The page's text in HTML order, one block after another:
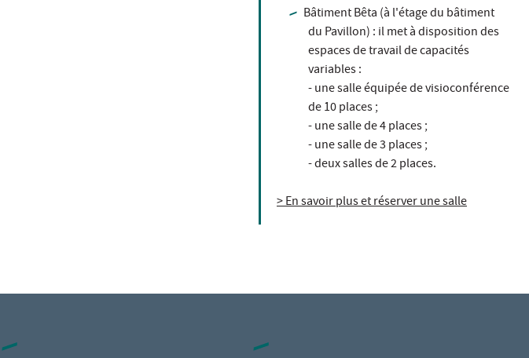
Bâtiment Bêta (à l'étage du bâtiment
du Pavillon) : il met à disposition des
espaces de travail de capacités
variables :
- une salle équipée de visioconférence
de 10 places ;
- une salle de 4 places ;
- une salle de 3 places ;
- deux salles de 2 places.
> En savoir plus et réserver une salle